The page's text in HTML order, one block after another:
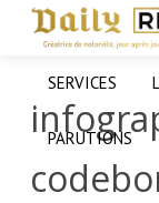
SERVICES
PARUTIONS